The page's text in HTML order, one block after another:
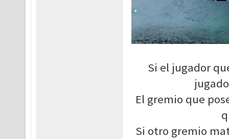
Si el jugador
El gremio que
Si otro gremio